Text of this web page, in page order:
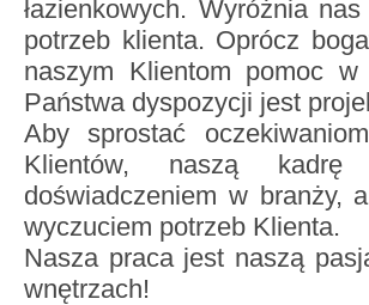
łazienkowych. Wyróżnia
potrzeb klienta. Oprócz
naszym Klientom pomoc
Państwa dyspozycji jest
Aby sprostać
Klientów, naszą
doświadczeniem w branży,
wyczuciem potrzeb Klienta.
Nasza praca jest naszą
wnętrzach!